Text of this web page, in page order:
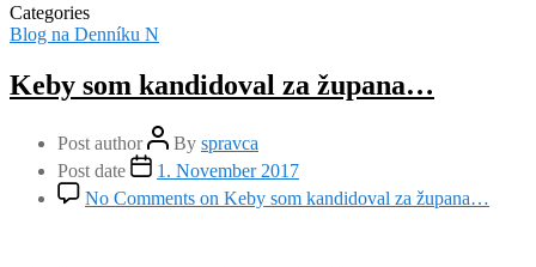
Categories
Blog na Denníku N
Keby som kandidoval za župana…
Post author By spravca
Post date
1. November 2017
No Comments on Keby som kandidoval za župana…